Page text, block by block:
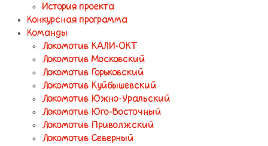
История проекта
Конкурсная программа
Команды
Локомотив КАЛИ-ОКТ
Локомотив Московский
Локомотив Горьковский
Локомотив Куйбышевский
Локомотив Южно-Уральский
Локомотив Юго-Восточный
Локомотив Приволжский
Локомотив Северный